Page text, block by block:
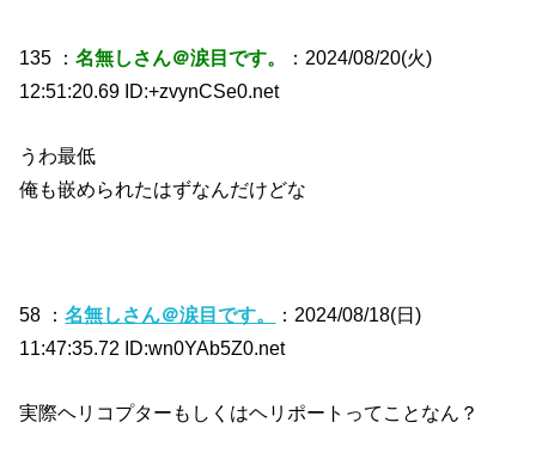
135 ：名無しさん＠涙目です。
：2024/08/20(火)
12:51:20.69 ID:+zvynCSe0.net
うわ最低
俺も嵌められたはずなんだけどな
58 ：名無しさん＠涙目です。
：2024/08/18(日)
11:47:35.72 ID:wn0YAb5Z0.net
実際ヘリコプターもしくはヘリポートってことなん？